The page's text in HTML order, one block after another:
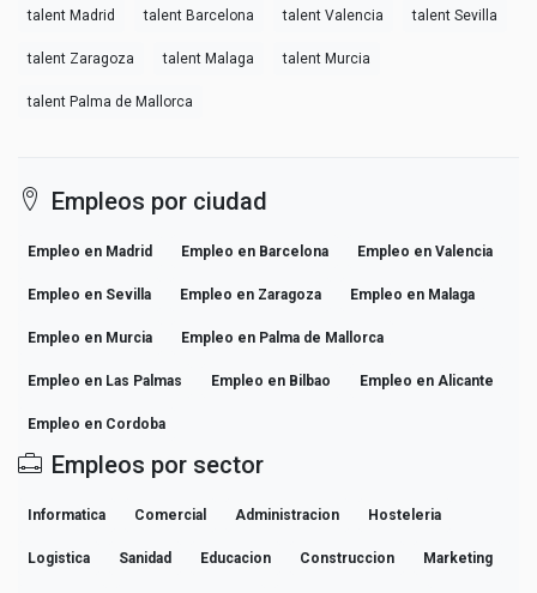
talent Madrid talent Barcelona talent Valencia talent Sevilla
talent Zaragoza talent Malaga talent Murcia
talent Palma de Mallorca
Empleos por ciudad
Empleo en Madrid Empleo en Barcelona Empleo en Valencia
Empleo en Sevilla Empleo en Zaragoza Empleo en Malaga
Empleo en Murcia Empleo en Palma de Mallorca
Empleo en Las Palmas Empleo en Bilbao Empleo en Alicante
Empleo en Cordoba
Empleos por sector
Informatica Comercial Administracion Hosteleria
Logistica Sanidad Educacion Construccion Marketing